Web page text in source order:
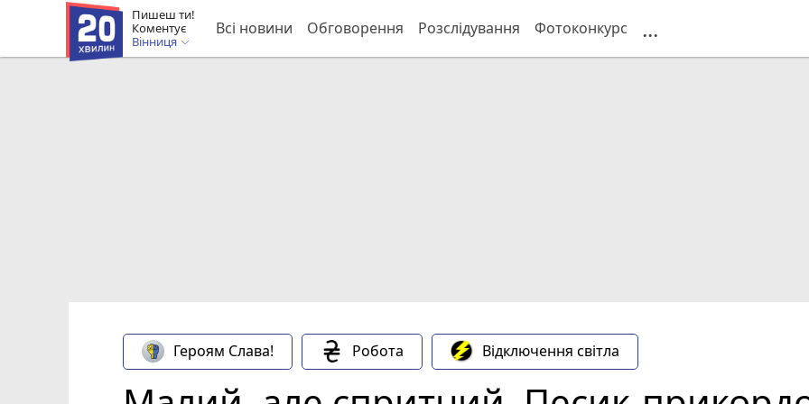
Пишеш ти!
Коментує
Вінниця
Всі новини Обговорення Розслідування Фотоконкурс ...
Героям Слава! Робота Відключення світла